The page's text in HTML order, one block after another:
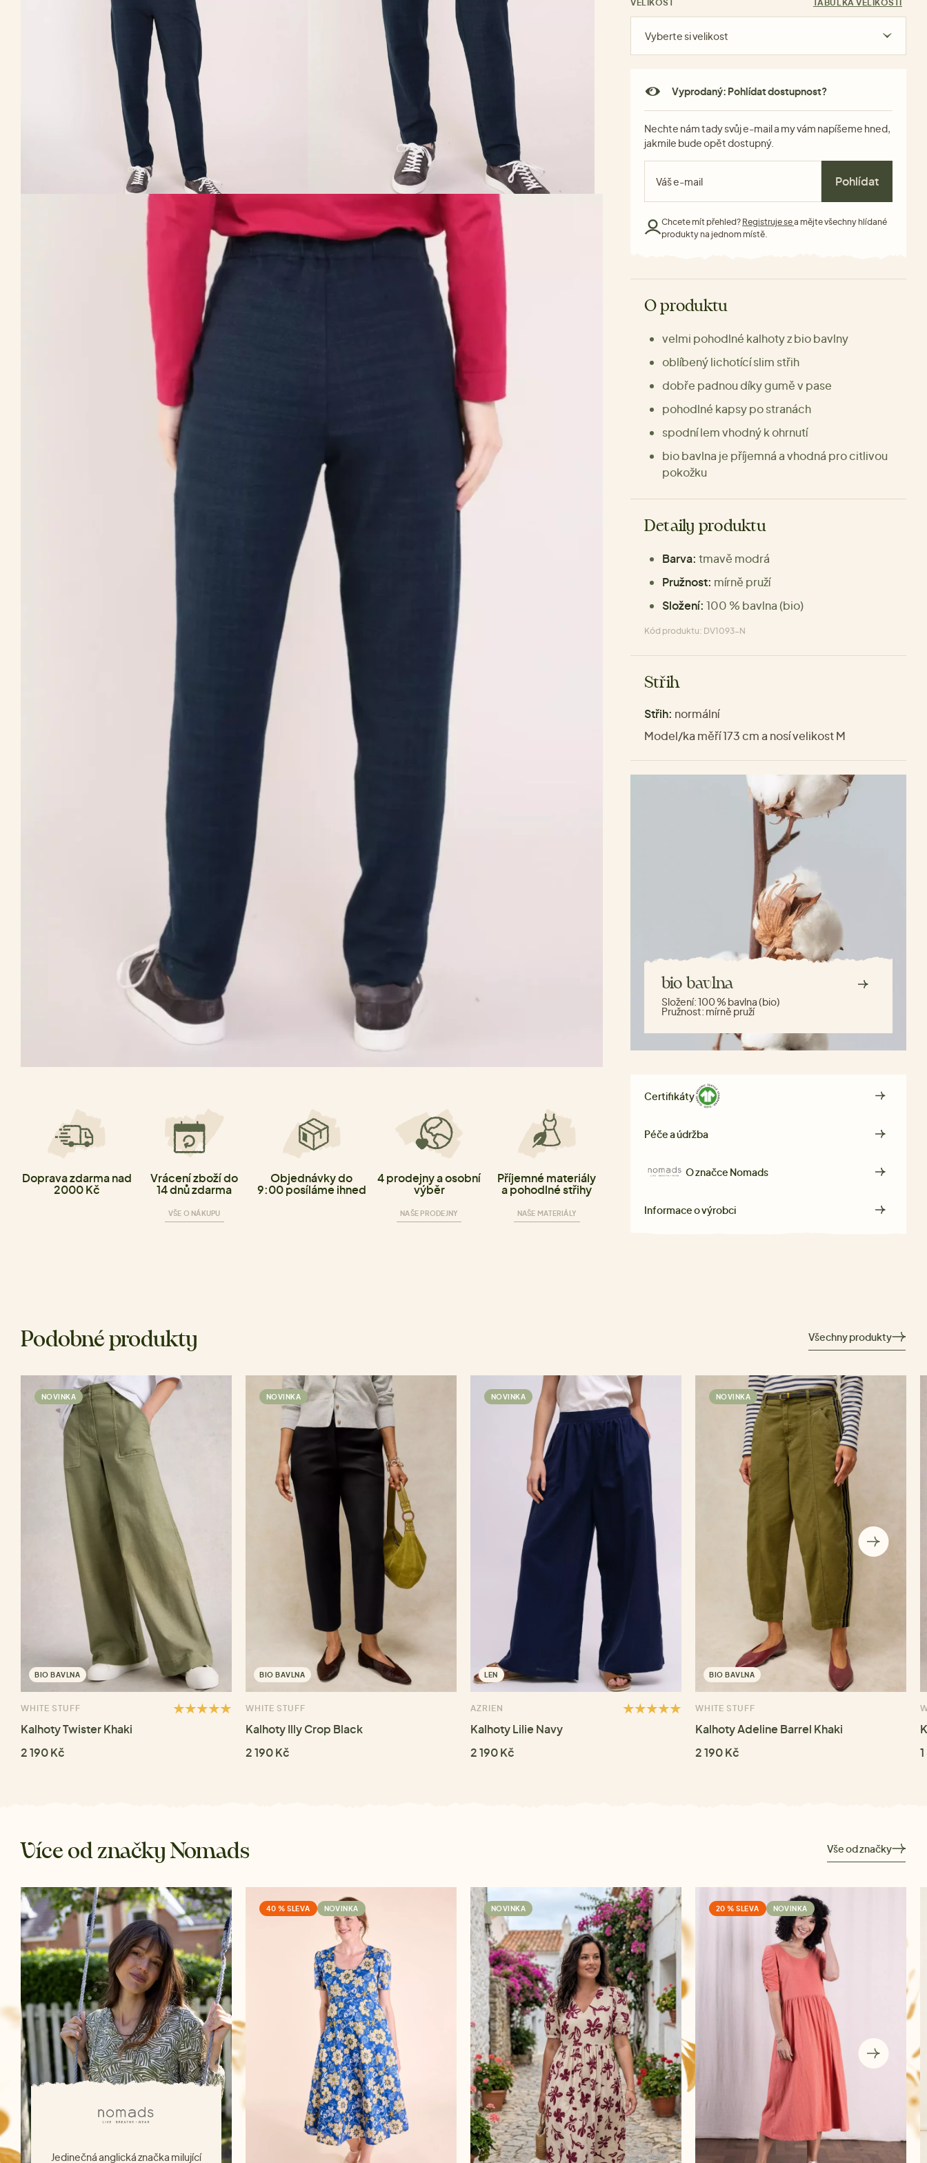
Doprava zdarma nad
2000 Kč
Vrácení zboží do
14 dnů zdarma
VŠE O NÁKUPU
Objednávky do
9:00 posíláme ihned
4 prodejny a osobní
výběr
NAŠE PRODEJNY
Příjemné materiály
a pohodlné střihy
NAŠE MATERIÁLY
VELIKOST TABULKA VELIKOSTÍ
Vyberte si velikost
Vyprodaný: Pohlídat dostupnost?
Nechte nám tady svůj e-mail a my vám napíšeme hned,
jakmile bude opět dostupný.
Pohlídat
Chcete mít přehled? Registruje sea mějte všechny hlídané
produkty na jednom místě.
O produktu
velmi pohodlné kalhoty z bio bavlny
oblíbený lichotící slim střih
dobře padnou díky gumě v pase
pohodlné kapsy po stranách
spodní lem vhodný k ohrnutí
bio bavlna je příjemná a vhodná pro citlivou
pokožku
Detaily produktu
Barva: tmavě modrá
Pružnost: mírně pruží
Složení: 100 % bavlna (bio)
Kód produktu: DV1093-N
Střih
Střih: normální
Model/ka měří 173 cm a nosí velikost M
bio bavlna
Složení:100 % bavlna (bio)
Pružnost: mírně pruží
Certifikáty
Péče a údržba
O značce Nomads
Informace o výrobci
Podobné produkty Všechny produkty
NOVINKA
BIO BAVLNA
WHITE STUFF
Kalhoty Twister Khaki
2 190 Kč
NOVINKA
BIO BAVLNA
WHITE STUFF
Kalhoty Illy Crop Black
2 190 Kč
NOVINKA
LEN
AZRIEN
Kalhoty Lilie Navy
2 190 Kč
NOVINKA
BIO BAVLNA
WHITE STUFF
Kalhoty Adeline Barrel Khaki
2 190 Kč
Více od značky Nomads Vše od značky
Jedinečná anglická značka milující
40 % SLEVA NOVINKA NOVINKA 20 % SLEVA NOVINKA